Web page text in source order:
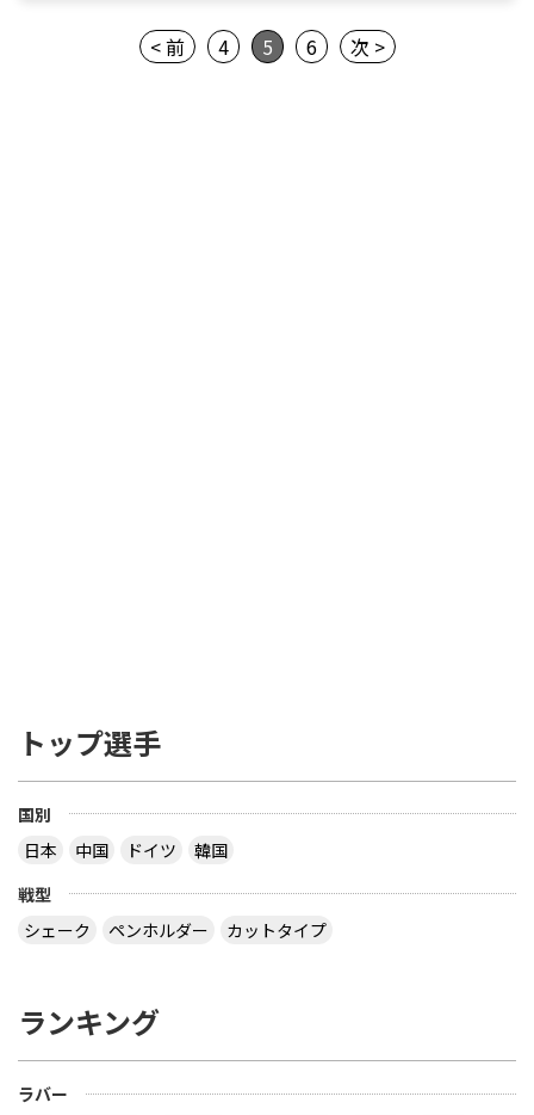
< 前 4 5 6 次 >
トップ選手
国別
日本
中国 ドイツ
韓国
戦型
シェーク
ペンホルダー カットタイプ
ランキング
ラバー